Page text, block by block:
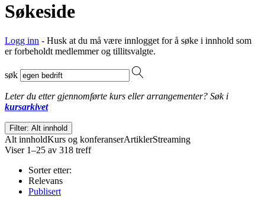
Søkeside
Logg inn - Husk at du må være innlogget for å søke i innhold som
er forbeholdt medlemmer og tillitsvalgte.
søk
Leter du etter gjennomførte kurs eller arrangementer? Søk i
kursarkivet
Filter: Alt innhold
Alt innholdKurs og konferanserArtiklerStreaming
Viser 1–25 av 318 treff
Sorter etter:
Relevans
Publisert